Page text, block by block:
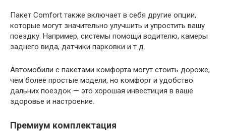
Пакет Comfort также включает в себя другие опции,
которые могут значительно улучшить и упростить вашу
поездку. Например, системы помощи водителю, камеры
заднего вида, датчики парковки и т д.
Автомобили с пакетами комфорта могут стоить дороже,
чем более простые модели, но комфорт и удобство
дальних поездок — это хорошая инвестиция в ваше
здоровье и настроение.
Премиум комплектация